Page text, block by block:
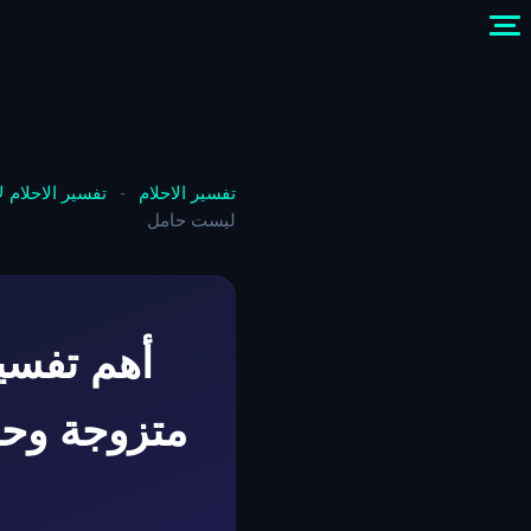
تفسير الاحلام -
تفسير
ليست حامل
أهم
متزوجة